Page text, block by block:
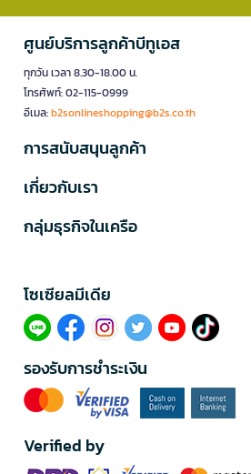
ศูนย์บริการลูกค้าบีทูเอส
ทุกวัน เวลา 8.30-18.00 น.
โทรศัพท์: 02-115-0999
อีเมล:b2sonlineshopping@b2s.co.th
การสนับสนุนลูกค้า
เกี่ยวกับเรา
กลุ่มธุรกิจในเครือ
โซเซียลมีเดีย​
รองรับการชำระเงิน
Verified by